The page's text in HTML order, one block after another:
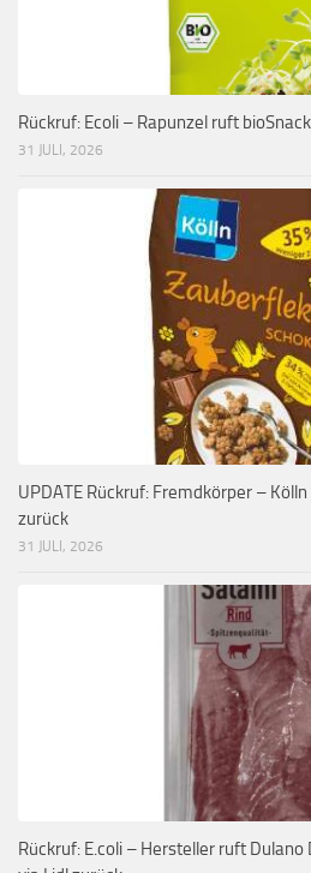
Rückruf: Ecoli – Rapunzel ruft
31 JULI, 2026
UPDATE Rückruf: Fremdkörper –
zurück
31 JULI, 2026
Rückruf: E.coli – Hersteller ruft Dulano